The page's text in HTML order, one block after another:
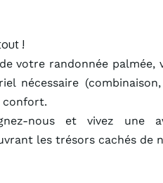
!
votre randonnée
nécessaire
confort.
nous et vivez une
les trésors cachés de